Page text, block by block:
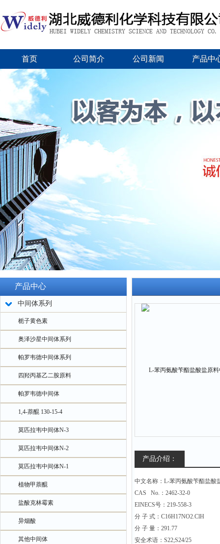
首页 公司简介 公司新闻 产品中
产品中心
中间体系列
栀子黄色素
奥泽沙星中间体系列
帕罗韦德中间体系列
四羟丙基乙二胺原料
帕罗韦德中间体
1,4-萘醌 130-15-4
莫匹拉韦中间体N-3
莫匹拉韦中间体N-2
莫匹拉韦中间体N-1
植物甲萘醌
盐酸克林霉素
异烟酸
其他中间体
产品介绍：
中文名称：L-苯丙氨酸苄酯盐酸
CAS No.：2462-32-0
EINECS号：219-558-3
分 子 式：C16H17NO2.ClH
分 子 量：291.77
安全术语：S22;S24/25